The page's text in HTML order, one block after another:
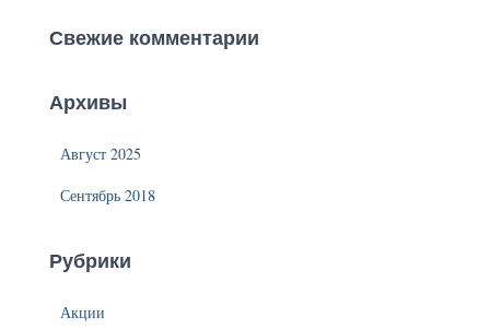
Свежие комментарии
Архивы
Август 2025
Сентябрь 2018
Рубрики
Акции